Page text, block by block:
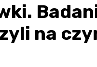
na